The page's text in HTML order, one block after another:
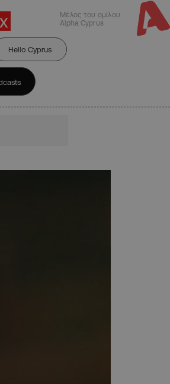
Μέλος του ομίλου
Alpha Cyprus
Hello Cyprus